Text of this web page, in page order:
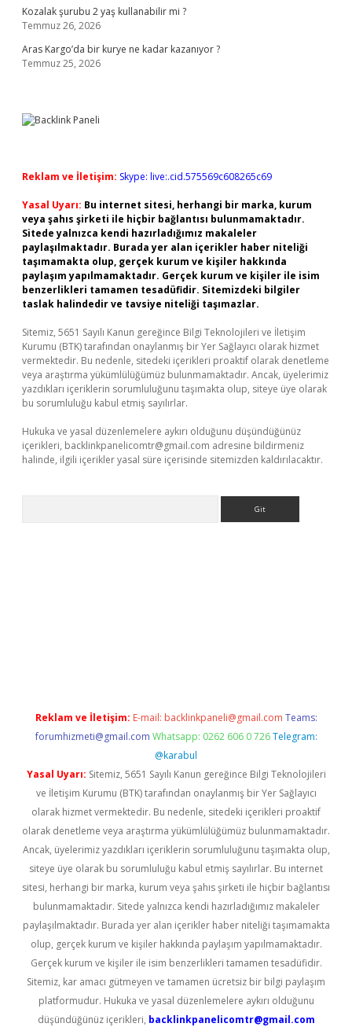
Kozalak şurubu 2 yaş kullanabilir mi ?
Temmuz 26, 2026
Aras Kargo’da bir kurye ne kadar kazanıyor ?
Temmuz 25, 2026
Reklam ve İletişim: Skype: live:.cid.575569c608265c69
Yasal Uyarı: Bu internet sitesi, herhangi bir marka, kurum
veya şahıs şirketi ile hiçbir bağlantısı bulunmamaktadır.
Sitede yalnızca kendi hazırladığımız makaleler
paylaşılmaktadır. Burada yer alan içerikler haber niteliği
taşımamakta olup, gerçek kurum ve kişiler hakkında
paylaşım yapılmamaktadır. Gerçek kurum ve kişiler ile isim
benzerlikleri tamamen tesadüfidir. Sitemizdeki bilgiler
taslak halindedir ve tavsiye niteliği taşımazlar.
Sitemiz, 5651 Sayılı Kanun gereğince Bilgi Teknolojileri ve İletişim
Kurumu (BTK) tarafından onaylanmış bir Yer Sağlayıcı olarak hizmet
vermektedir. Bu nedenle, sitedeki içerikleri proaktif olarak denetleme
veya araştırma yükümlülüğümüz bulunmamaktadır. Ancak, üyelerimiz
yazdıkları içeriklerin sorumluluğunu taşımakta olup, siteye üye olarak
bu sorumluluğu kabul etmiş sayılırlar.
Hukuka ve yasal düzenlemelere aykırı olduğunu düşündüğünüz
içerikleri, backlinkpanelicomtr@gmail.com adresine bildirmeniz
halinde, ilgili içerikler yasal süre içerisinde sitemizden kaldırılacaktır.
Reklam ve İletişim: E-mail: backlinkpaneli@gmail.com Teams:
forumhizmeti@gmail.com Whatsapp: 0262 606 0 726 Telegram:
@karabul
Yasal Uyarı: Sitemiz, 5651 Sayılı Kanun gereğince Bilgi Teknolojileri
ve İletişim Kurumu (BTK) tarafından onaylanmış bir Yer Sağlayıcı
olarak hizmet vermektedir. Bu nedenle, sitedeki içerikleri proaktif
olarak denetleme veya araştırma yükümlülüğümüz bulunmamaktadır.
Ancak, üyelerimiz yazdıkları içeriklerin sorumluluğunu taşımakta olup,
siteye üye olarak bu sorumluluğu kabul etmiş sayılırlar. Bu internet
sitesi, herhangi bir marka, kurum veya şahıs şirketi ile hiçbir bağlantısı
bulunmamaktadır. Sitede yalnızca kendi hazırladığımız makaleler
paylaşılmaktadır. Burada yer alan içerikler haber niteliği taşımamakta
olup, gerçek kurum ve kişiler hakkında paylaşım yapılmamaktadır.
Gerçek kurum ve kişiler ile isim benzerlikleri tamamen tesadüfidir.
Sitemiz, kar amacı gütmeyen ve tamamen ücretsiz bir bilgi paylaşım
platformudur. Hukuka ve yasal düzenlemelere aykırı olduğunu
düşündüğünüz içerikleri, backlinkpanelicomtr@gmail.com